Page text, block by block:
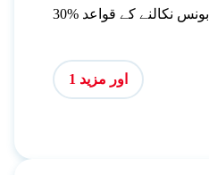
30% بونس نکالنے کے قواعد
اور مزید 1